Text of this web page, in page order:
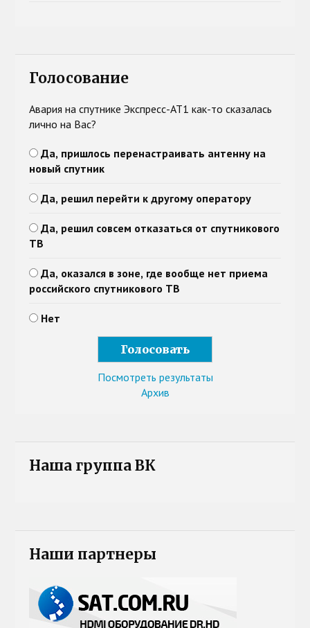
Голосование
Авария на спутнике Экспресс-АТ1 как-то сказалась
лично на Вас?
Да, пришлось перенастраивать антенну на
новый спутник
Да, решил перейти к другому оператору
Да, решил совсем отказаться от спутникового
ТВ
Да, оказался в зоне, где вообще нет приема
российского спутникового ТВ
Нет
Посмотреть результаты
Архив
Наша группа ВК
Наши партнеры